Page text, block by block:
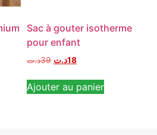
Sac à gouter isotherme
pour enfant
39د.ت 18د.ت
Ajouter au panier